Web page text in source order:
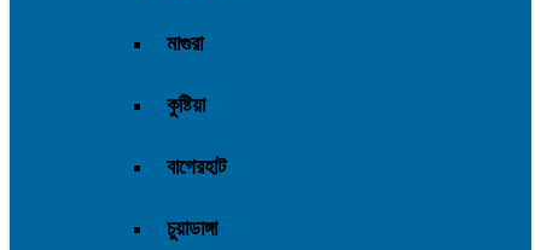
মাগুরা
কুষ্টিয়া
বাগেরহাট
চুয়াডাঙ্গা